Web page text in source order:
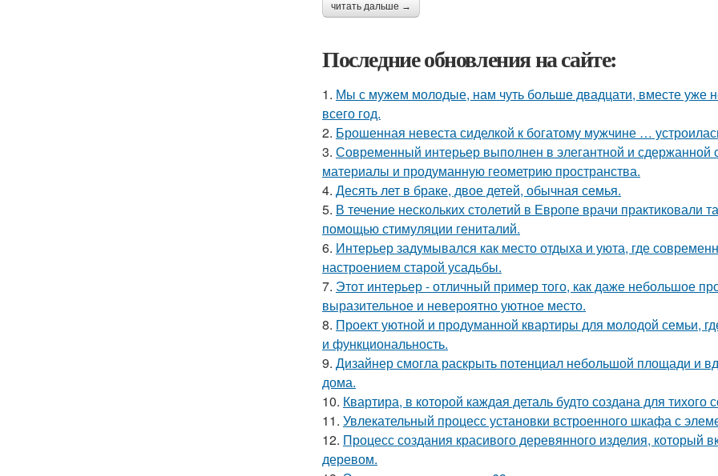
читать дальше →
Последние обновления на сайте:
1. Мы с мужем молодые, нам чуть больше двадцати, вместе уже
всего год.
2. Брошенная невеста сиделкой к богатому мужчине …
3. Современный интерьер выполнен в элегантной и сдержанной
материалы и продуманную геометрию пространства.
4. Десять лет в браке, двое детей, обычная семья.
5. В течение нескольких столетий в Европе врачи
помощью стимуляции гениталий.
6. Интерьер задумывался как место отдыха и уюта, где
настроением старой усадьбы.
7. Этот интерьер - отличный пример того, как даже небольшое
выразительное и невероятно уютное место.
8. Проект уютной и продуманной квартиры для молодой семьи,
и функциональность.
9. Дизайнер смогла раскрыть потенциал небольшой площади и
дома.
10. Квартира, в которой каждая деталь будто создана для
11. Увлекательный процесс установки встроенного шкафа с
12. Процесс создания красивого деревянного изделия, который
деревом.